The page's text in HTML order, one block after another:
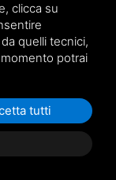
di
clicca su
quelli tecnici,
potrai
tutti